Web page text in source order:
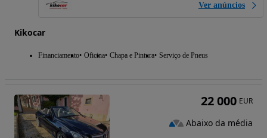
Ver anúncios
Kikocar
Financiamento Oficina Chapa e Pintura Serviço de Pneus
22 000 EUR
Abaixo da média